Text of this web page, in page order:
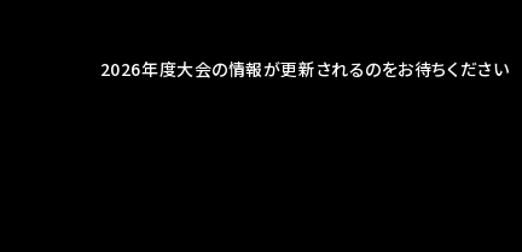
2026年度大会の情報が更新されるのをお待ちください